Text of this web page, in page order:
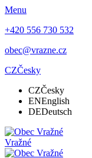
Menu
+420 556 730 532
obec@vrazne.cz
CZČesky
CZČesky
ENEnglish
DEDeutsch
Vražné